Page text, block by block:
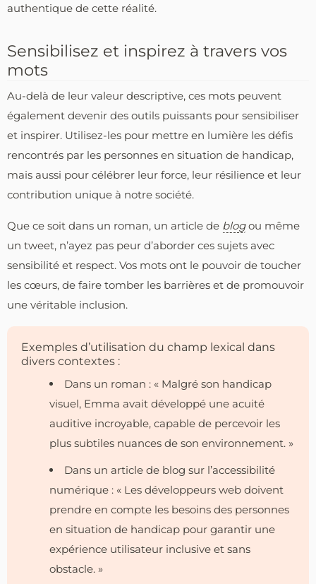
authentique de cette réalité.
Sensibilisez et inspirez à travers vos
mots
Au-delà de leur valeur descriptive, ces mots peuvent
également devenir des outils puissants pour sensibiliser
et inspirer. Utilisez-les pour mettre en lumière les défis
rencontrés par les personnes en situation de handicap,
mais aussi pour célébrer leur force, leur résilience et leur
contribution unique à notre société.
Que ce soit dans un roman, un article de blogou même
un tweet, n’ayez pas peur d’aborder ces sujets avec
sensibilité et respect. Vos mots ont le pouvoir de toucher
les cœurs, de faire tomber les barrières et de promouvoir
une véritable inclusion.
Exemples d’utilisation du champ lexical dans
divers contextes :
Dans un roman : « Malgré son handicap
visuel, Emma avait développé une acuité
auditive incroyable, capable de percevoir les
plus subtiles nuances de son environnement. »
Dans un article de blog sur l’accessibilité
numérique : « Les développeurs web doivent
prendre en compte les besoins des personnes
en situation de handicap pour garantir une
expérience utilisateur inclusive et sans
obstacle. »